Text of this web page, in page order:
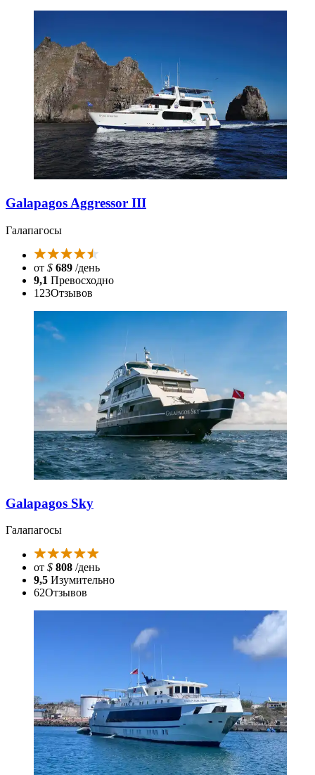
Galapagos Aggressor III
Галапагосы
от $ 689 /день
9,1 Превосходно
123Отзывов
Galapagos Sky
Галапагосы
от $ 808 /день
9,5 Изумительно
62Отзывов